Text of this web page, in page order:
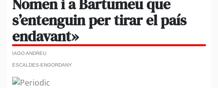
Nomen i a Bartumeu que
s’entenguin per tirar el país
endavant»
IAGO ANDREU
ESCALDES-ENGORDANY